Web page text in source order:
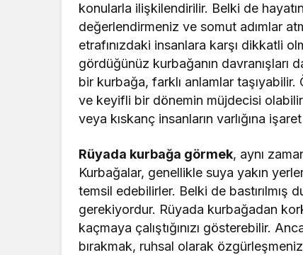
konularla ilişkilendirilir. Belki de
değerlendirmeniz ve somut adımlar
etrafınızdaki insanlara karşı dikkatli
gördüğünüz kurbağanın davranışları
bir kurbağa, farklı anlamlar
ve keyifli bir dönemin müjdecisi
veya kıskanç insanların varlığına
Rüyada kurbağa görmek, aynı
Kurbağalar, genellikle suya yakın
temsil edebilirler. Belki de bastırılmış
gerekiyordur. Rüyada kurbağadan
kaçmaya çalıştığınızı gösterebilir.
bırakmak, ruhsal olarak